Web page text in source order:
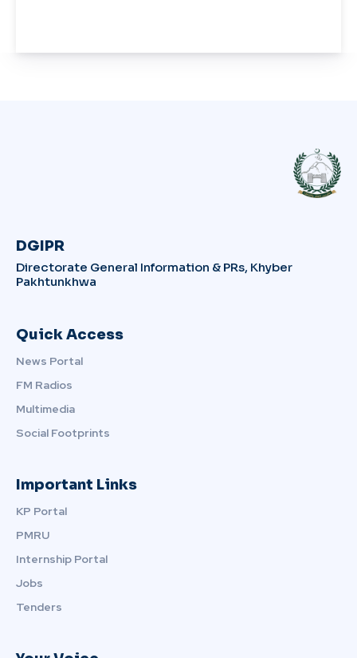
DGIPR
Directorate General Information & PRs, Khyber
Pakhtunkhwa
Quick Access
News Portal
FM Radios
Multimedia
Social Footprints
Important Links
KP Portal
PMRU
Internship Portal
Jobs
Tenders